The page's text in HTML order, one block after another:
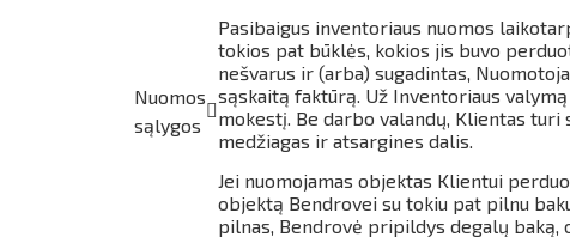
Nuomos
sąlygos
Pasibaigus inventoriaus nuomos
tokios pat būklės, kokios jis buvo
nešvarus ir (arba) sugadintas,
sąskaitą faktūrą. Už Inventoriaus
mokestį. Be darbo valandų, Klientas
medžiagas ir atsargines dalis.
Jei nuomojamas objektas Klientui
objektą Bendrovei su tokiu pat pilnu
pilnas, Bendrovė pripildys degalų baką,